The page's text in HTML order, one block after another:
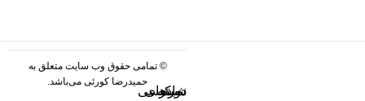
دسترسی
دوره
شبکه
نمادهای
© تمامی حقوق وب سایت متعلق به
حمیدرضا کورئی می‌باشد.